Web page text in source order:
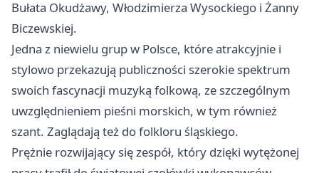
Bułata Okudżawy, Włodzimierza Wysockiego i Żanny
Biczewskiej.
Jedna z niewielu grup w Polsce, które atrakcyjnie i
stylowo przekazują publiczności szerokie spektrum
swoich fascynacji muzyką folkową, ze szczególnym
uwzględnieniem pieśni morskich, w tym również
szant. Zaglądają też do folkloru śląskiego.
Prężnie rozwijający się zespół, który dzięki wytężonej